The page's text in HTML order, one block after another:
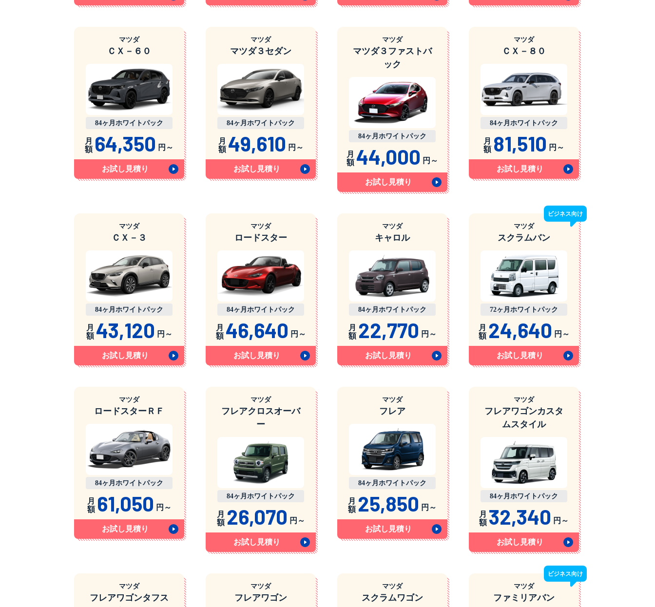
マツダ
ＣＸ－６０
84ヶ月ホワイトパック
月
額 64,350 円～
お試し見積り
マツダ
マツダ３セダン
84ヶ月ホワイトパック
月
額 49,610 円～
お試し見積り
マツダ
マツダ３ファストバ
ック
84ヶ月ホワイトパック
月
額 44,000 円～
お試し見積り
マツダ
ＣＸ－８０
84ヶ月ホワイトパック
月
額 81,510 円～
お試し見積り
マツダ
ＣＸ－３
84ヶ月ホワイトパック
月
額 43,120 円～
お試し見積り
マツダ
ロードスター
84ヶ月ホワイトパック
月
額 46,640 円～
お試し見積り
マツダ
キャロル
84ヶ月ホワイトパック
月
額 22,770 円～
お試し見積り
マツダ
スクラムバン
ビジネス向け
72ヶ月ホワイトパック
月
額 24,640 円～
お試し見積り
マツダ
ロードスターＲＦ
84ヶ月ホワイトパック
月
額 61,050 円～
お試し見積り
マツダ
フレアクロスオーバ
ー
84ヶ月ホワイトパック
月
額 26,070 円～
お試し見積り
マツダ
フレア
84ヶ月ホワイトパック
月
額 25,850 円～
お試し見積り
マツダ
フレアワゴンカスタ
ムスタイル
84ヶ月ホワイトパック
月
額 32,340 円～
お試し見積り
マツダ
フレアワゴンタフス
マツダ
フレアワゴン
マツダ
スクラムワゴン
マツダ
ファミリアバン
ビジネス向け